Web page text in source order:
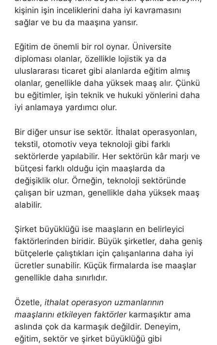
kişinin işin inceliklerini daha iyi kavramasını
sağlar ve bu da maaşına yansır.
Eğitim de önemli bir rol oynar. Üniversite
diploması olanlar, özellikle lojistik ya da
uluslararası ticaret gibi alanlarda eğitim almış
olanlar, genellikle daha yüksek maaş alır. Çünkü
bu eğitimler, işin teknik ve hukuki yönlerini daha
iyi anlamaya yardımcı olur.
Bir diğer unsur ise sektör. İthalat operasyonları,
tekstil, otomotiv veya teknoloji gibi farklı
sektörlerde yapılabilir. Her sektörün kâr marjı ve
bütçesi farklı olduğu için maaşlarda da
değişiklik olur. Örneğin, teknoloji sektöründe
çalışan bir uzman, genellikle daha yüksek maaş
alabilir.
Şirket büyüklüğü ise maaşların en belirleyici
faktörlerinden biridir. Büyük şirketler, daha geniş
bütçelerle çalıştıkları için çalışanlarına daha iyi
ücretler sunabilir. Küçük firmalarda ise maaşlar
genellikle daha sınırlıdır.
Özetle, ithalat operasyon uzmanlarının
maaşlarını etkileyen faktörlerkarmaşıktır ama
aslında çok da karmaşık değildir. Deneyim,
eğitim, sektör ve şirket büyüklüğü gibi